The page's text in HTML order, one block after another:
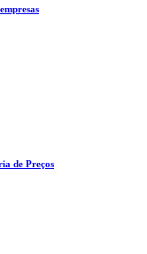
de Preços